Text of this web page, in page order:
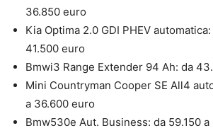
36.850 euro
Kia Optima 2.0 GDI PHEV
41.500 euro
Bmwi3 Range Extender 94 Ah: da
Mini Countryman Cooper SE All4
a 36.600 euro
Bmw530e Aut. Business: da 59.150